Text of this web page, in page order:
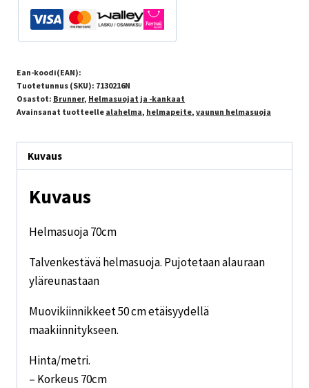
Ean-koodi(EAN):
Tuotetunnus (SKU): 7130216N
Osastot: Brunner, Helmasuojat ja -kankaat
Avainsanat tuotteelle alahelma, helmapeite, vaunun helmasuoja
Kuvaus
Kuvaus
Helmasuoja 70cm
Talvenkestävä helmasuoja. Pujotetaan alauraan
yläreunastaan
Muovikiinnikkeet 50 cm etäisyydellä
maakiinnitykseen.
Hinta/metri.
– Korkeus 70cm